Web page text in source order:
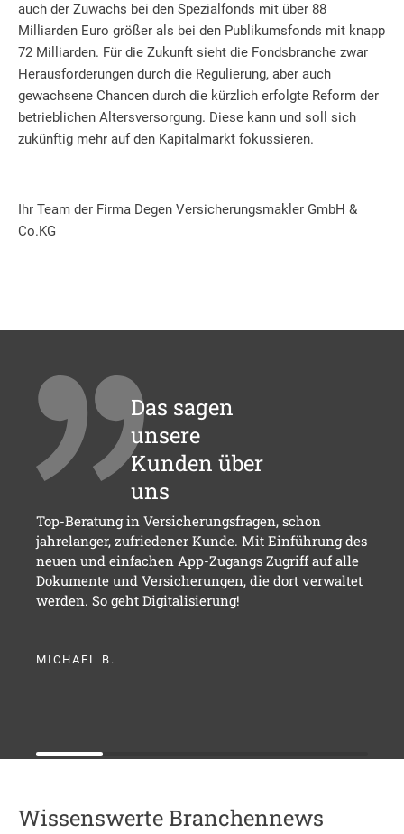
auch der Zuwachs bei den Spezialfonds mit über 88
Milliarden Euro größer als bei den Publikumsfonds mit knapp
72 Milliarden. Für die Zukunft sieht die Fondsbranche zwar
Herausforderungen durch die Regulierung, aber auch
gewachsene Chancen durch die kürzlich erfolgte Reform der
betrieblichen Altersversorgung. Diese kann und soll sich
zukünftig mehr auf den Kapitalmarkt fokussieren.
Ihr Team der Firma Degen Versicherungsmakler GmbH &
Co.KG
Das sagen
unsere
Kunden über
uns
Top-Beratung in Versicherungsfragen, schon
jahrelanger, zufriedener Kunde. Mit Einführung des
neuen und einfachen App-Zugangs Zugriff auf alle
Dokumente und Versicherungen, die dort verwaltet
werden. So geht Digitalisierung!
MICHAEL B.
Wissenswerte Branchennews